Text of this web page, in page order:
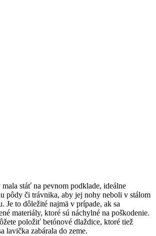
stáť na pevnom podklade, ideálne
pôdy či trávnika, aby jej nohy neboli v stálom
Je to dôležité najmä v prípade, ak sa
materiály, ktoré sú náchylné na poškodenie.
položiť betónové dlaždice, ktoré tiež
lavička zabárala do zeme.